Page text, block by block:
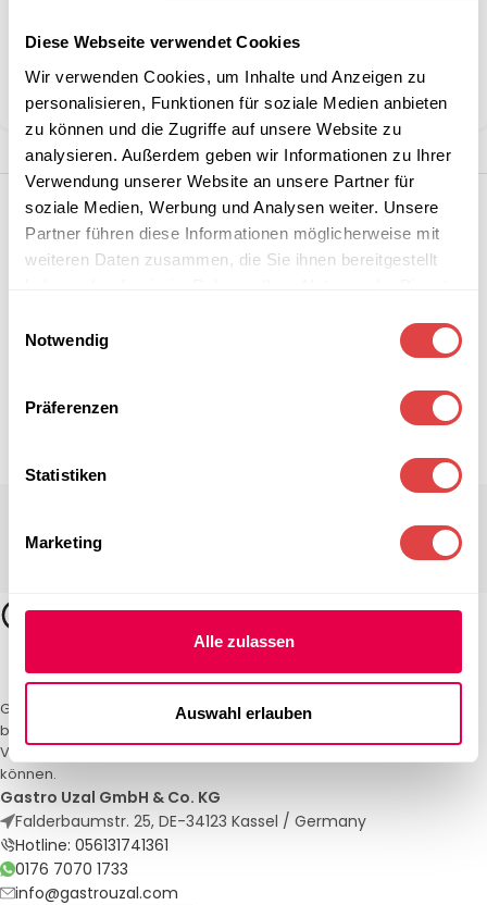
Diese Webseite verwendet Cookies
Wir verwenden Cookies, um Inhalte und Anzeigen zu
personalisieren, Funktionen für soziale Medien anbieten
zu können und die Zugriffe auf unsere Website zu
analysieren. Außerdem geben wir Informationen zu Ihrer
Verwendung unserer Website an unsere Partner für
soziale Medien, Werbung und Analysen weiter. Unsere
Partner führen diese Informationen möglicherweise mit
weiteren Daten zusammen, die Sie ihnen bereitgestellt
Notwendig
Präferenzen
Statistiken
Marketing
Alle zulassen
Auswahl erlauben
Kategorien: Schulmöbel, Wartezimmer Stühle
Teilen:
Gastro Uzal – Ihr Spezialist für Gastronomiemöbel und -textilien. Wir
bieten maßgeschneiderte Lösungen für Restaurants, Hotels und
Veranstaltungen. Qualität und Service, auf die Sie sich verlassen
können.
Gastro Uzal GmbH & Co. KG
Falderbaumstr. 25, DE-34123 Kassel / Germany
Hotline: 056131741361
0176 7070 1733
info@gastrouzal.com